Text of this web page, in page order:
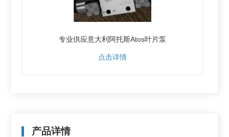
专业供应意大利阿托斯Atos叶片泵
点击详情
产品详情